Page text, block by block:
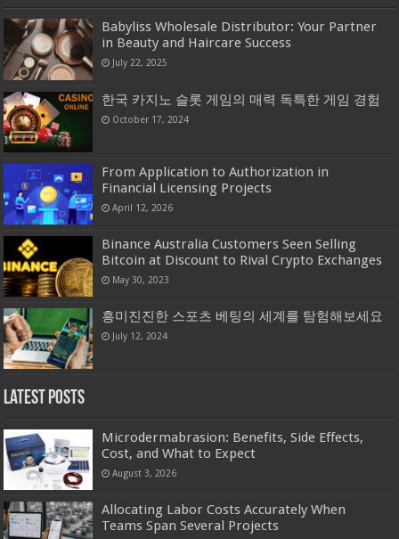
Babyliss Wholesale Distributor: Your Partner
in Beauty and Haircare Success
July 22, 2025
한국 카지노 슬롯 게임의 매력 독특한 게임 경험
October 17, 2024
From Application to Authorization in
Financial Licensing Projects
April 12, 2026
Binance Australia Customers Seen Selling
Bitcoin at Discount to Rival Crypto Exchanges
May 30, 2023
흥미진진한 스포츠 베팅의 세계를 탐험해보세요
July 12, 2024
Latest Posts
Microdermabrasion: Benefits, Side Effects,
Cost, and What to Expect
August 3, 2026
Allocating Labor Costs Accurately When
Teams Span Several Projects